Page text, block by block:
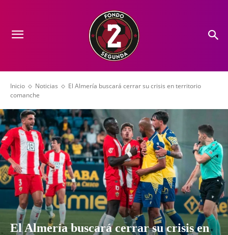
Inicio Noticias
El Almería buscará cerrar su crisis en territorio
comanche
El Almería buscará cerrar su crisis en